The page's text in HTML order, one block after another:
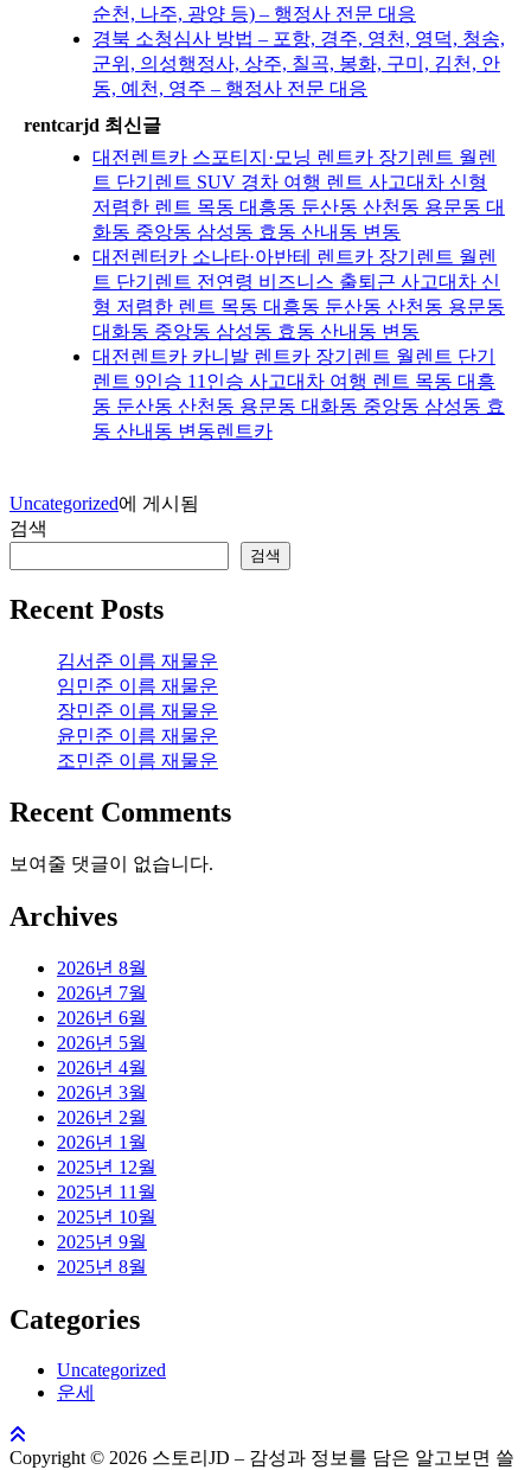
순천, 나주, 광양 등) – 행정사 전문 대응
경북 소청심사 방법 – 포항, 경주, 영천, 영덕, 청송,
군위, 의성행정사, 상주, 칠곡, 봉화, 구미, 김천, 안
동, 예천, 영주 – 행정사 전문 대응
rentcarjd 최신글
대전렌트카 스포티지·모닝 렌트카 장기렌트 월렌
트 단기렌트 SUV 경차 여행 렌트 사고대차 신형
저렴한 렌트 목동 대흥동 둔산동 산천동 용문동 대
화동 중앙동 삼성동 효동 산내동 변동
대전렌터카 소나타·아반테 렌트카 장기렌트 월렌
트 단기렌트 전연령 비즈니스 출퇴근 사고대차 신
형 저렴한 렌트 목동 대흥동 둔산동 산천동 용문동
대화동 중앙동 삼성동 효동 산내동 변동
대전렌트카 카니발 렌트카 장기렌트 월렌트 단기
렌트 9인승 11인승 사고대차 여행 렌트 목동 대흥
동 둔산동 산천동 용문동 대화동 중앙동 삼성동 효
동 산내동 변동렌트카
Uncategorized에 게시됨
검색
검색
Recent Posts
김서준 이름 재물운
임민준 이름 재물운
장민준 이름 재물운
윤민준 이름 재물운
조민준 이름 재물운
Recent Comments
보여줄 댓글이 없습니다.
Archives
2026년 8월
2026년 7월
2026년 6월
2026년 5월
2026년 4월
2026년 3월
2026년 2월
2026년 1월
2025년 12월
2025년 11월
2025년 10월
2025년 9월
2025년 8월
Categories
Uncategorized
운세
Copyright © 2026 스토리JD – 감성과 정보를 담은 알고보면 쓸